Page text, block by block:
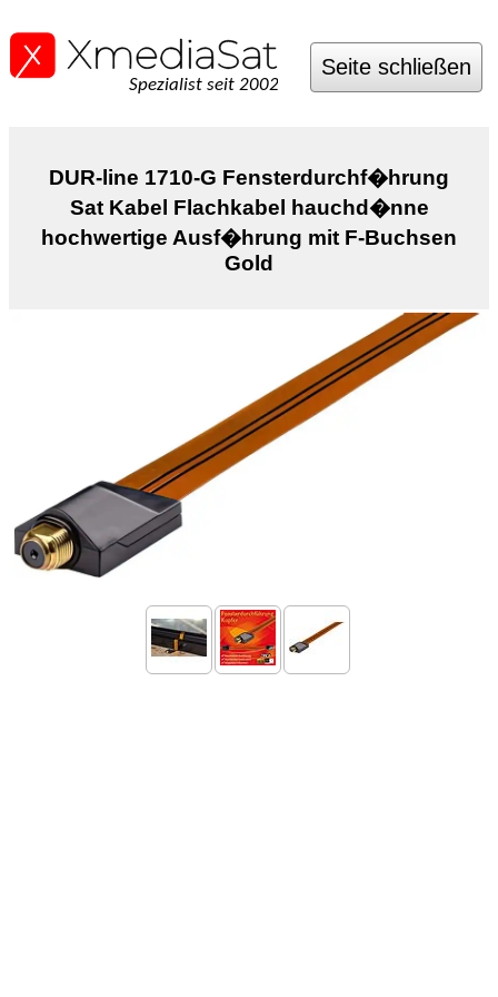
Spezialist seit 2002
Seite schließen
DUR-line 1710-G Fensterdurchf�hrung
Sat Kabel Flachkabel hauchd�nne
hochwertige Ausf�hrung mit F-Buchsen
Gold